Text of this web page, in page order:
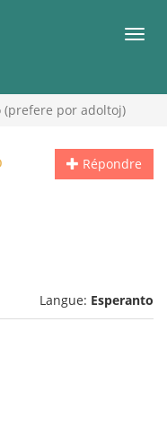
(prefere por adoltoj)
Répondre
Langue: Esperanto